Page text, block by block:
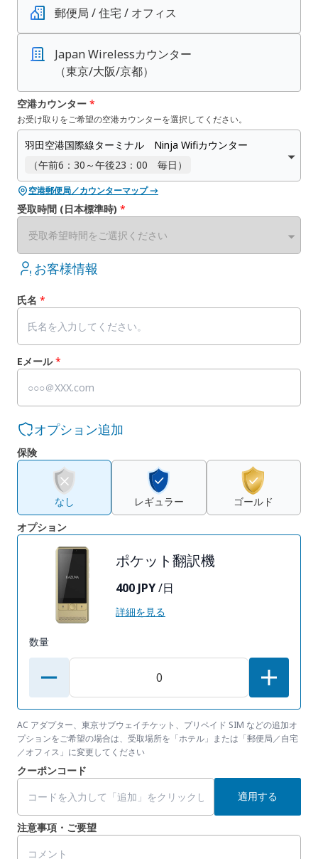
郵便局 / 住宅 / オフィス
Japan Wirelessカウンター
（東京/大阪/京都）
空港カウンター *
お受け取りをご希望の空港カウンターを選択してください。
羽田空港国際線ターミナル Ninja Wifiカウンター
（午前6：30～午後23：00 毎日）
空港郵便局／カウンターマップ →
受取時間 (日本標準時) *
受取希望時間をご選択ください
お客様情報
氏名 *
Eメール*
オプション追加
保険
なし レギュラー
ゴールド
オプション
ポケット翻訳機
400 JPY/日
詳細を見る
数量
AC アダプター、東京サブウェイチケット、プリペイド SIM などの追加オ
プションをご希望の場合は、受取場所を「ホテル」または「郵便局／自宅
／オフィス」に変更してください
クーポンコード
適用する
注意事項・ご要望